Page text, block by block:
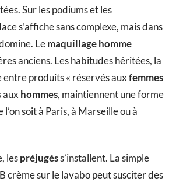
Sur les podiums et les
s’affiche sans complexe, mais dans
Lemaquillage homme
anciens. Les habitudes héritées, la
produits « réservés auxfemmes
aux hommes, maintiennent une forme
soit à Paris, à Marseille ou à
lespréjugéss’installent. La simple
crème sur le lavabo peut susciter des